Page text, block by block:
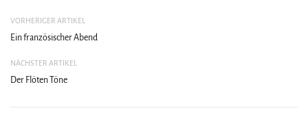
VORHERIGER ARTIKEL
Ein französischer Abend
NÄCHSTER ARTIKEL
Der Flöten Töne